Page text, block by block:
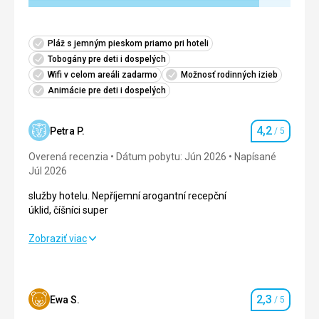
Pláž s jemným pieskom priamo pri hoteli
Tobogány pre deti i dospelých
Wifi v celom areáli zadarmo
Možnosť rodinných izieb
Animácie pre deti i dospelých
Petra P. Hodnotenie
4,2 / 5
Overená recenzia Dátum pobytu: Jún 2026
Napísané
Júl 2026
služby hotelu. Nepříjemní arogantní recepční
úklid, číšníci super
služby hotelu. Nepříjemní arogantní recepční
Ubytovanie 5,0/ 5
Zobraziť viac
Ewa S. Hodnotenie
2,3 / 5